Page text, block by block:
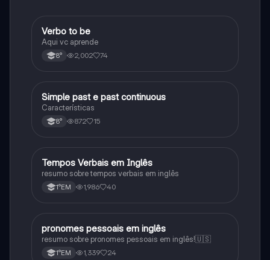
Inglês
Verbo to be
Aqui vc aprende
8° 2,002 74
Inglês
Simple past e past continuous
Características
8° 872 15
Inglês
Tempos Verbais em Inglês
resumo sobre tempos verbais em inglês
1°EM 1,986 40
Inglês
pronomes pessoais em inglês
resumo sobre pronomes pessoais em inglês!🇺🇸
1°EM 1,339 24